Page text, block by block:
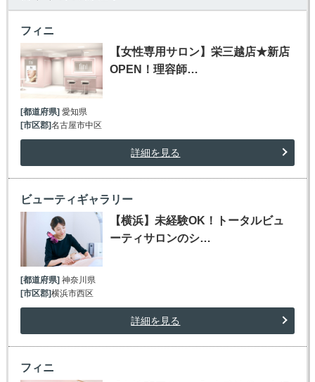
フィニ
【女性専用サロン】栄三越店★新店
OPEN！理容師…
[都道府県] 愛知県
[市区郡]名古屋市中区
詳細を見る
ビューティギャラリー
【横浜】未経験OK！トータルビュ
ーティサロンのシ…
[都道府県] 神奈川県
[市区郡]横浜市西区
詳細を見る
フィニ